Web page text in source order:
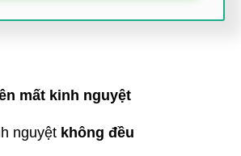
mất kinh nguyệt
nguyệt không đều